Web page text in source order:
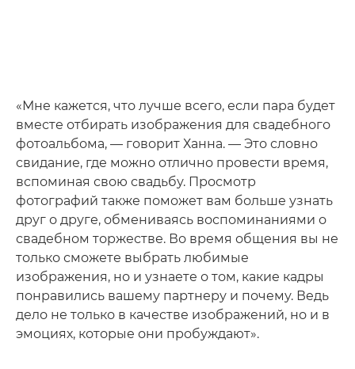
«Мне кажется, что лучше всего, если пара будет
вместе отбирать изображения для свадебного
фотоальбома, — говорит Ханна. — Это словно
свидание, где можно отлично провести время,
вспоминая свою свадьбу. Просмотр
фотографий также поможет вам больше узнать
друг о друге, обмениваясь воспоминаниями о
свадебном торжестве. Во время общения вы не
только сможете выбрать любимые
изображения, но и узнаете о том, какие кадры
понравились вашему партнеру и почему. Ведь
дело не только в качестве изображений, но и в
эмоциях, которые они пробуждают».